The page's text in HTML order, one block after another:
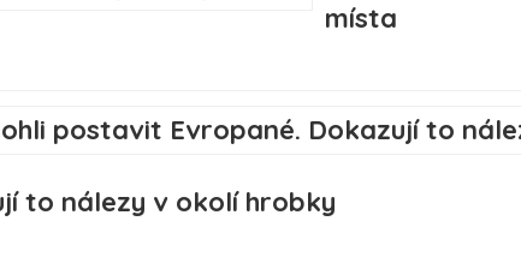
místa
to nálezy v okolí hrobky